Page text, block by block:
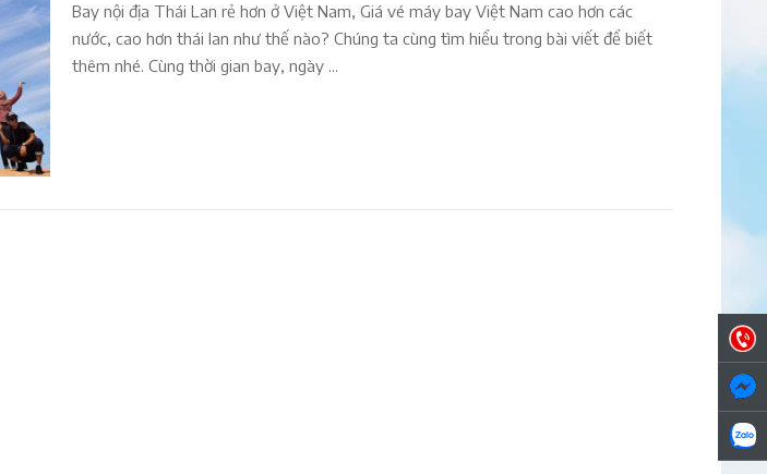
Bay nội địa Thái Lan rẻ hơn ở Việt Nam, Giá vé máy bay Việt Nam cao hơn các
nước, cao hơn thái lan như thế nào? Chúng ta cùng tìm hiểu trong bài viết để biết
thêm nhé. Cùng thời gian bay, ngày ...